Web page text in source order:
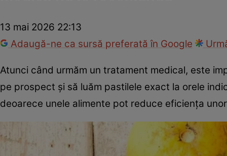
13 mai 2026 22:13
Adaugă-ne ca sursă preferată în Google
Atunci când urmăm un tratament medical, este
pe prospect și să luăm pastilele exact la orele
deoarece unele alimente pot reduce eficiența